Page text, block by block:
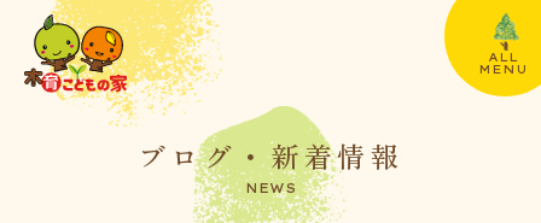
ALL
MENU
ブログ・新着情報
NEWS